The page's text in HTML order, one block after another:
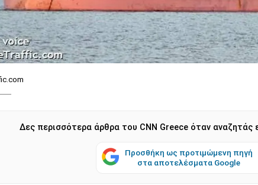
Δες περισσότερα άρθρα του CNN Greece όταν αναζητάς
Προσθήκη ως προτιμώμενη πηγή
στα αποτελέσματα Google